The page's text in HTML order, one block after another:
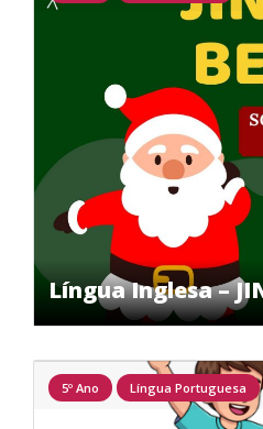
Língua Inglesa –
5º Ano Língua Portuguesa